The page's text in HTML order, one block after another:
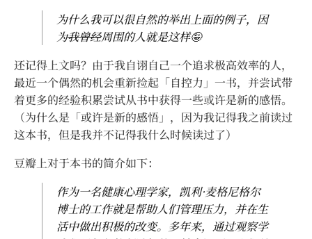
为什么我可以很自然的举出上面的例子，因
为我曾经周围的人就是这样🤪
还记得上文吗？由于我自诩自己一个追求极高效率的人，
最近一个偶然的机会重新捡起「自控力」一书，并尝试带
着更多的经验积累尝试从书中获得一些或许是新的感悟。
（为什么是「或许是新的感悟」，因为我记得我之前读过
这本书，但是我并不记得我什么时候读过了）
豆瓣上对于本书的简介如下：
作为一名健康心理学家，凯利·麦格尼格尔
博士的工作就是帮助人们管理压力，并在生
活中做出积极的改变。多年来，通过观察学